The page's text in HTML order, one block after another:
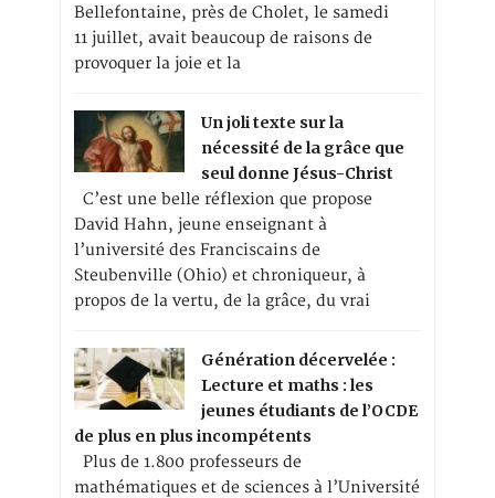
Bellefontaine, près de Cholet, le samedi
11 juillet, avait beaucoup de raisons de
provoquer la joie et la
Un joli texte sur la
nécessité de la grâce que
seul donne Jésus-Christ
C’est une belle réflexion que propose
David Hahn, jeune enseignant à
l’université des Franciscains de
Steubenville (Ohio) et chroniqueur, à
propos de la vertu, de la grâce, du vrai
Génération décervelée :
Lecture et maths : les
jeunes étudiants de l’OCDE
de plus en plus incompétents
Plus de 1.800 professeurs de
mathématiques et de sciences à l’Université